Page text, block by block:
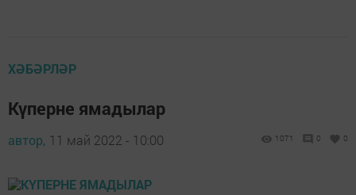
ХӘБӘРЛӘР
Күперне ямадылар
автор, 11 май 2022 - 10:00 1071 0 0